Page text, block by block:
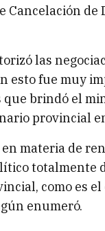
Cancelación de
las
esto fue muy
brindó el
provincial
materia de
totalmente
como es el
enumeró.